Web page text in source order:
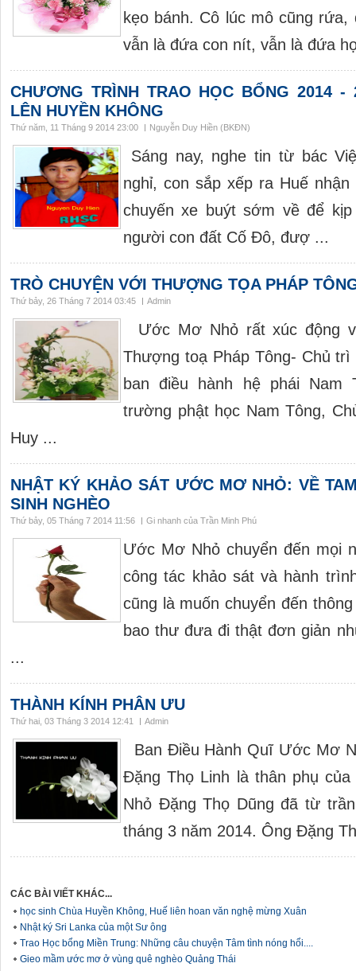
kẹo bánh. Cô lúc mô cũng rứa,
vẫn là đứa con nít, vẫn là đứa
CHƯƠNG TRÌNH TRAO HỌC BỔNG 2014
LÊN HUYỀN KHÔNG
Thứ năm, 11 Tháng 9 2014 23:00 Nguyễn Duy Hiền (BKĐN)
Sáng nay, nghe tin từ bác
nghỉ, con sắp xếp ra Huế
chuyến xe buýt sớm về để
người con đất Cố Đô, đượ ...
TRÒ CHUYỆN VỚI THƯỢNG TỌA PHÁP
Thứ bảy, 26 Tháng 7 2014 03:45 Admin
Ước Mơ Nhỏ rất xúc động
Thượng toạ Pháp Tông- Chủ
ban điều hành hệ phái Nam
trường phật học Nam Tông,
Huy ...
NHẬT KÝ KHẢO SÁT ƯỚC MƠ NHỎ: VỀ
SINH NGHÈO
Thứ bảy, 05 Tháng 7 2014 11:56 Gi nhanh của Trần Minh Phú
Ước Mơ Nhỏ chuyển đến mọi
công tác khảo sát và hành
cũng là muốn chuyển đến
bao thư đưa đi thật đơn giản
...
THÀNH KÍNH PHÂN ƯU
Thứ hai, 03 Tháng 3 2014 12:41 Admin
Ban Điều Hành Quĩ Ước Mơ
Đặng Thọ Linh là thân phụ
Nhỏ Đặng Thọ Dũng đã từ
tháng 3 năm 2014. Ông Đặng
CÁC BÀI VIẾT KHÁC...
học sinh Chùa Huyền Không, Huế liên hoan văn nghệ mừng Xuân
Nhật ký Sri Lanka của một Sư ông
Trao Học bổng Miền Trung: Những câu chuyện Tâm tình nóng hổi....
Gieo mầm ước mơ ở vùng quê nghèo Quảng Thái